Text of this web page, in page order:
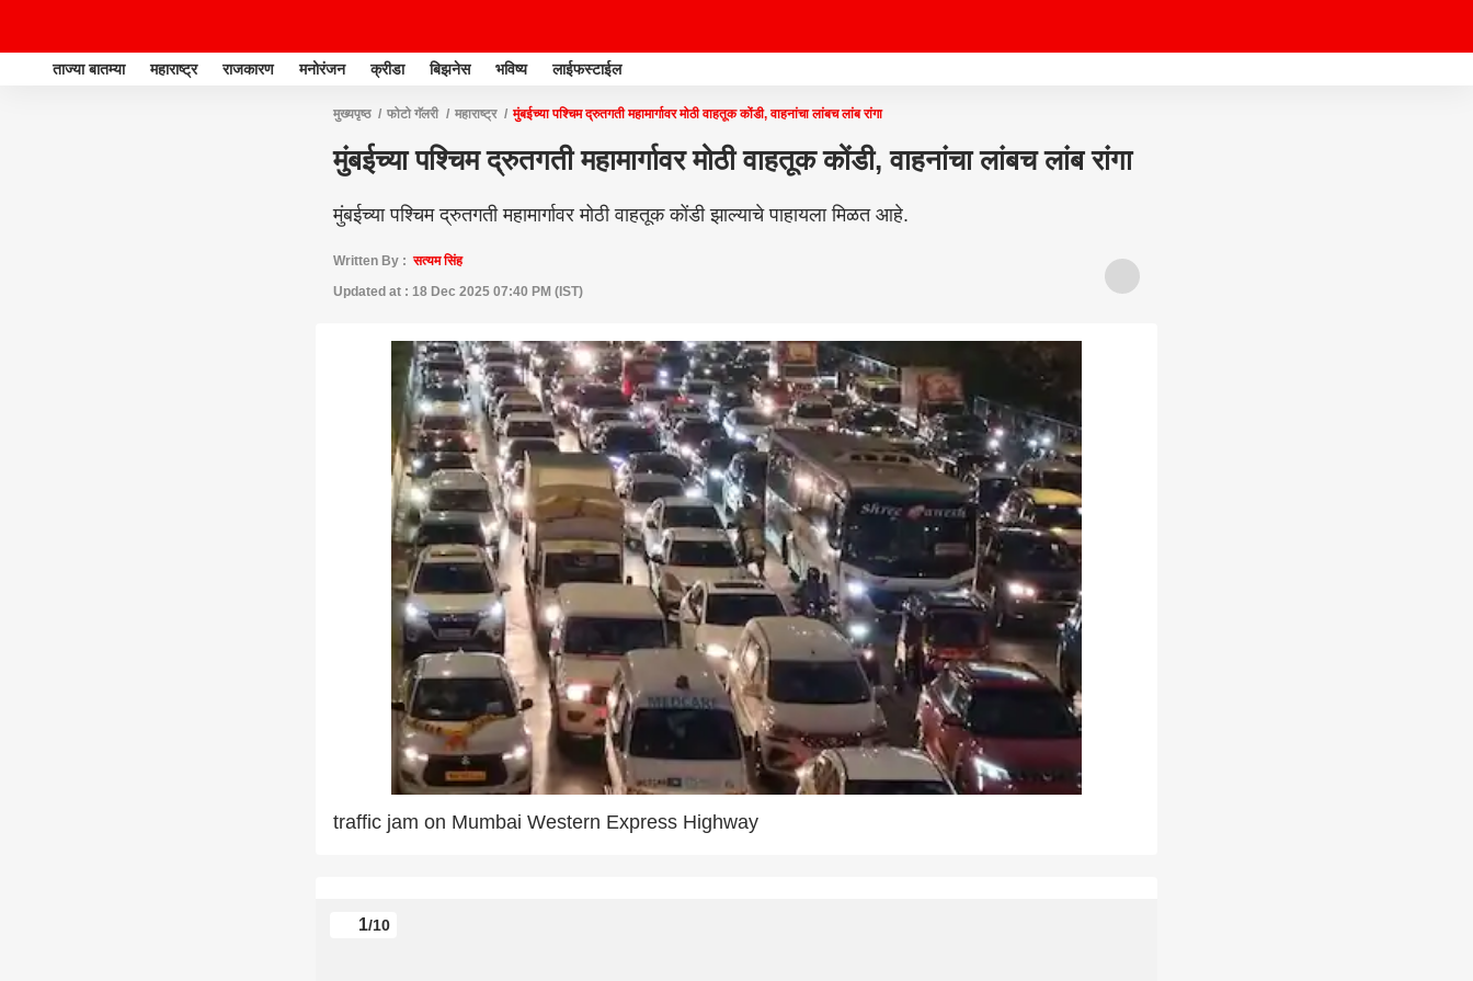
ताज्या बातम्या महाराष्ट्र राजकारण मनोरंजन क्रीडा बिझनेस भविष्य लाईफस्टाईल
मुख्यपृष्ठ फोटो गॅलरी महाराष्ट्र मुंबईच्या पश्चिम द्रुतगती महामार्गावर मोठी वाहतूक कोंडी, वाहनांचा लांबच लांब रांगा
मुंबईच्या पश्चिम द्रुतगती महामार्गावर मोठी वाहतूक कोंडी, वाहनांचा लांबच लांब रांगा
मुंबईच्या पश्चिम द्रुतगती महामार्गावर मोठी वाहतूक कोंडी झाल्याचे पाहायला मिळत आहे.
Written By :सत्यम सिंह
Updated at : 18 Dec 2025 07:40 PM (IST)
traffic jam on Mumbai Western Express Highway
1/10